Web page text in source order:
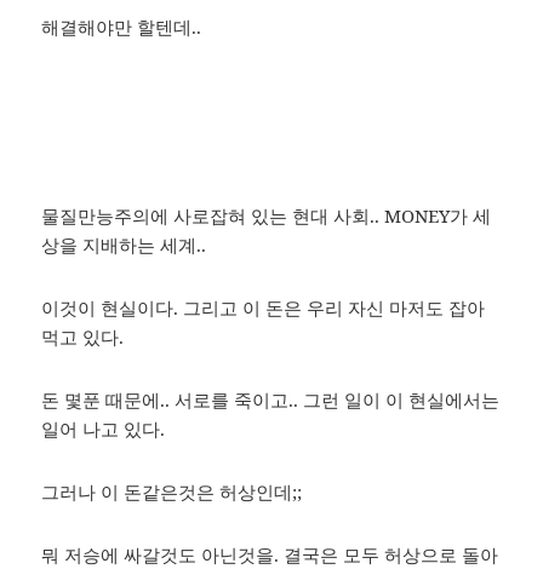
해결해야만 할텐데..
물질만능주의에 사로잡혀 있는 현대 사회.. MONEY가 세
상을 지배하는 세계..
이것이 현실이다. 그리고 이 돈은 우리 자신 마저도 잡아
먹고 있다.
돈 몇푼 때문에.. 서로를 죽이고.. 그런 일이 이 현실에서는
일어 나고 있다.
그러나 이 돈같은것은 허상인데;;
뭐 저승에 싸갈것도 아닌것을. 결국은 모두 허상으로 돌아